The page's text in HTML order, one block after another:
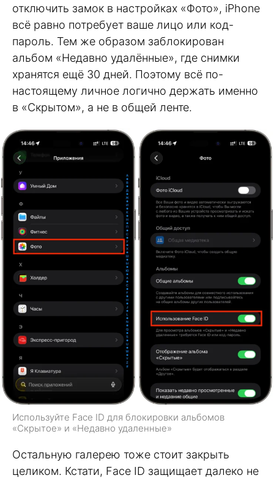
отключить замок в настройках «Фото», iPhone
всё равно потребует ваше лицо или код-
пароль. Тем же образом заблокирован
альбом «Недавно удалённые», где снимки
хранятся ещё 30 дней. Поэтому всё по-
настоящему личное логично держать именно
в «Скрытом», а не в общей ленте.
Используйте Face ID для блокировки альбомов
«Скрытое» и «Недавно удаленные»
Остальную галерею тоже стоит закрыть
целиком. Кстати, Face ID защищает далеко не